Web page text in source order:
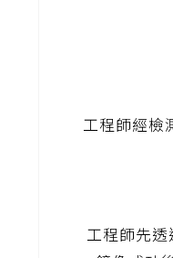
工程師經檢
工程師先